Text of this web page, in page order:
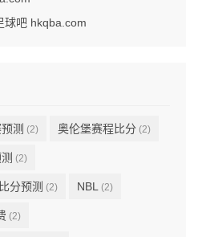
球吧 hkqba.com
测 (2) 奥伦堡赛程比分 (2)
(2)
分预测 (2) NBL (2)
(2)